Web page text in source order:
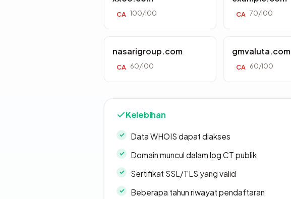
CA 100/100 CA 70/100
nasarigroup.com
CA 60/100
gmvaluta.com
CA 60/100
Kelebihan
Data WHOIS dapat diakses
Domain muncul dalam log CT publik
Sertifikat SSL/TLS yang valid
Beberapa tahun riwayat pendaftaran